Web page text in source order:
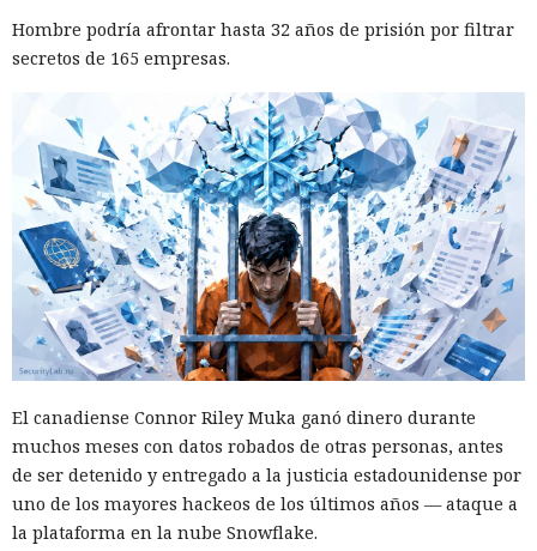
Hombre podría afrontar hasta 32 años de prisión por filtrar
secretos de 165 empresas.
El canadiense Connor Riley Muka ganó dinero durante
muchos meses con datos robados de otras personas, antes
de ser detenido y entregado a la justicia estadounidense por
uno de los mayores hackeos de los últimos años — ataque a
la plataforma en la nube Snowflake.